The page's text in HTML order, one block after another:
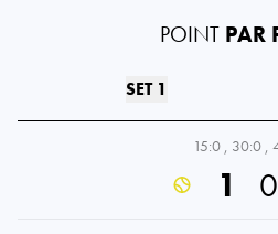
POINT PAR
SET 1
15:0 , 30:0 ,
1 0